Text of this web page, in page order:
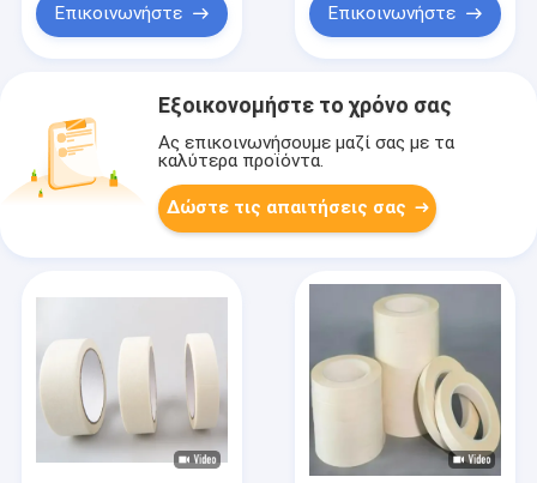
Επικοινωνήστε Επικοινωνήστε
Εξοικονομήστε το χρόνο σας
Ας επικοινωνήσουμε μαζί σας με τα
καλύτερα προϊόντα.
Δώστε τις απαιτήσεις σας